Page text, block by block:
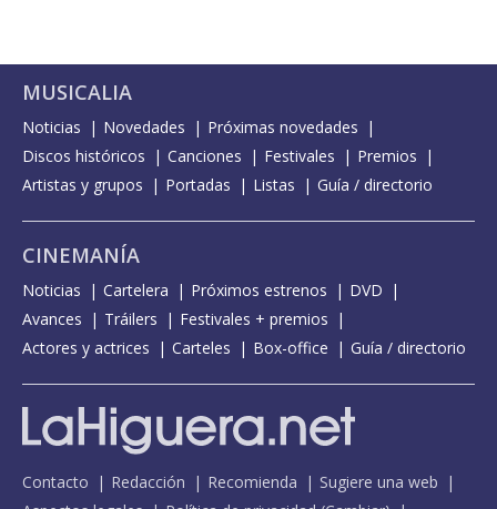
MUSICALIA
Noticias Novedades
Próximas novedades
Discos históricos
Canciones Festivales
Premios
Artistas y grupos
Portadas Listas Guía / directorio
CINEMANÍA
Noticias Cartelera Próximos estrenos
DVD
Avances
Tráilers
Festivales + premios
Actores y actrices
Carteles Box-office Guía / directorio
Contacto Redacción Recomienda
Sugiere una web